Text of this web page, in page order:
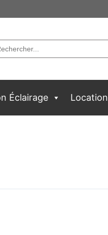
Éclairage